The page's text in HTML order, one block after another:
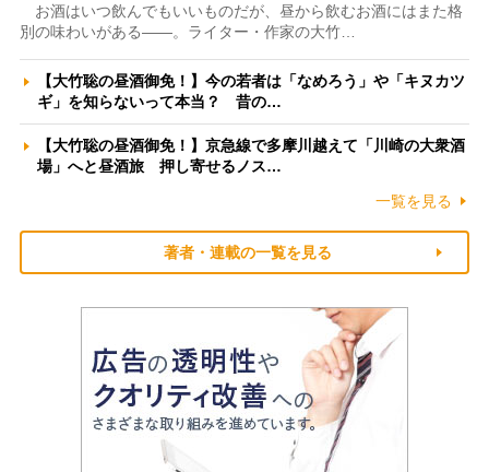
お酒はいつ飲んでもいいものだが、昼から飲むお酒にはまた格
別の味わいがある――。ライター・作家の大竹…
【大竹聡の昼酒御免！】今の若者は「なめろう」や「キヌカツ
ギ」を知らないって本当？ 昔の…
【大竹聡の昼酒御免！】京急線で多摩川越えて「川崎の大衆酒
場」へと昼酒旅 押し寄せるノス…
一覧を見る
著者・連載の一覧を見る